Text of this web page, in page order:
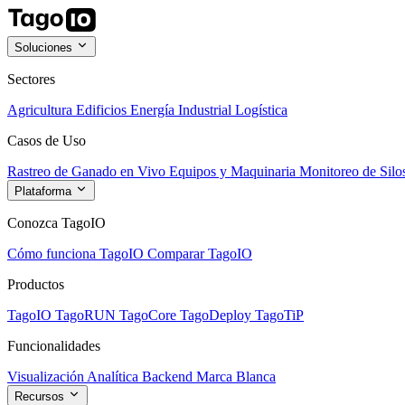
Soluciones
Sectores
Agricultura Edificios Energía Industrial Logística
Casos de Uso
Rastreo de Ganado en Vivo Equipos y Maquinaria Monitoreo de
Plataforma
Conozca TagoIO
Cómo funciona TagoIO Comparar TagoIO
Productos
TagoIO TagoRUN TagoCore TagoDeploy TagoTiP
Funcionalidades
Visualización Analítica Backend Marca Blanca
Recursos